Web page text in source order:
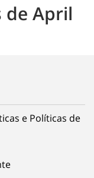
de April
e Políticas de